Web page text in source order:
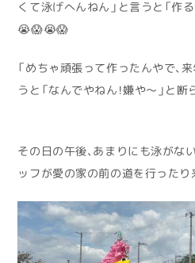
くて泳げへんねん」と言うと「作
😭😱😭😱
「めちゃ頑張って作ったんやで、
うと「なんでやねん！嫌や〜」と断
その日の午後、あまりにも泳がな
ッフが愛の家の前の道を行ったり